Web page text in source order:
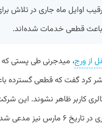
اوایل ماه جاری در تلاش
قطعی خدمات شده‌اند.
از ورج، میدجرنی طی پستی که
کرد گفت که قطعی گسترده
کاربر ظاهر نشوند. این
مشروح یک تماس تجاری در تاریخ ۶ مارس نیز